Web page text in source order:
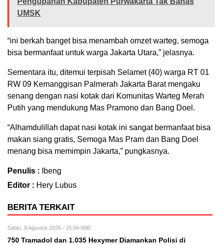
UMSK
“ini berkah banget bisa menambah omzet warteg, semoga
bisa bermanfaat untuk warga Jakarta Utara,” jelasnya.
Sementara itu, ditemui terpisah Selamet (40) warga RT 01
RW 09 Kemanggisan Palmerah Jakarta Barat mengaku
senang dengan nasi kotak dari Komunitas Warteg Merah
Putih yang mendukung Mas Pramono dan Bang Doel.
“Alhamdulillah dapat nasi kotak ini sangat bermanfaat bisa
makan siang gratis, Semoga Mas Pram dan Bang Doel
menang bisa memimpin Jakarta,” pungkasnya.
Penulis :
Ibeng
Editor : Hery Lubus
BERITA TERKAIT
Sabtu, 8 Agustus 2026 - 15:04 WIB
750 Tramadol dan 1.035 Hexymer Diamankan Polisi di